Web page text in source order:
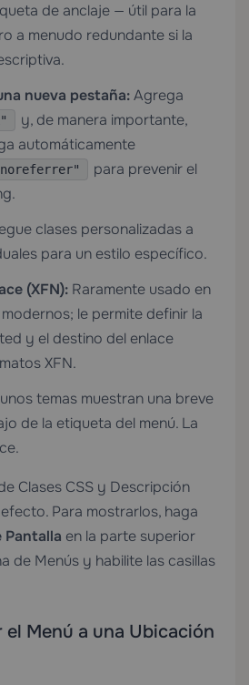
de anclaje — útil para la
a menudo redundante si la
nueva pestaña:Agrega
y, de manera importante,
automáticamente
para prevenir el
clases personalizadas a
para un estilo específico.
(XFN): Raramente usado en
le permite definir la
y el destino del enlace
XFN.
temas muestran una breve
de la etiqueta del menú. La
Clases CSS y Descripción
Para mostrarlos, haga
Pantalla en la parte superior
de Menús y habilite las casillas
el Menú a una Ubicación